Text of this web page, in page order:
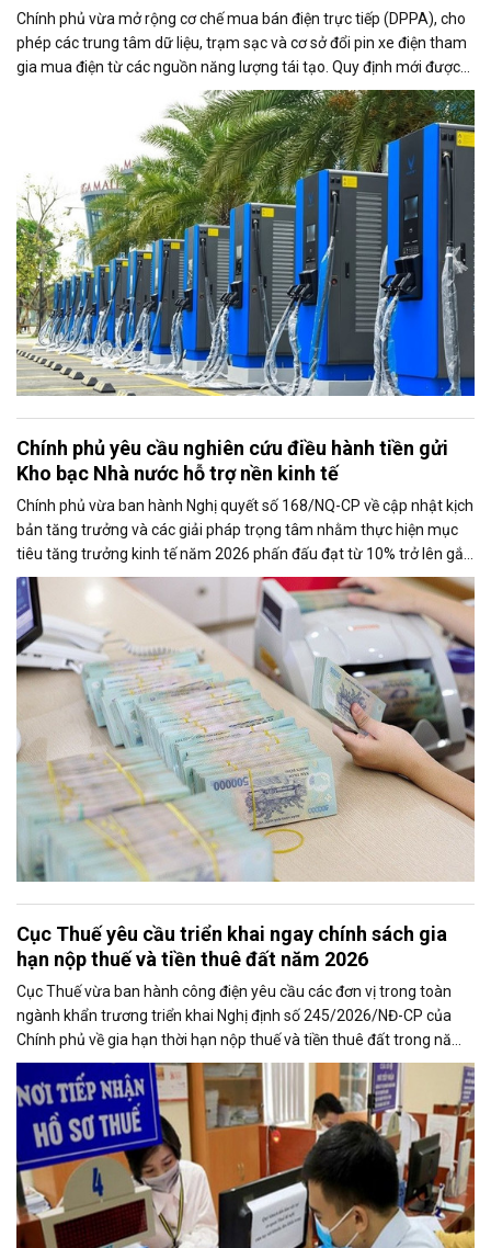
Chính phủ vừa mở rộng cơ chế mua bán điện trực tiếp (DPPA), cho
phép các trung tâm dữ liệu, trạm sạc và cơ sở đổi pin xe điện tham
gia mua điện từ các nguồn năng lượng tái tạo. Quy định mới được
kỳ vọng thúc đẩy sử dụng điện xanh, đáp ứng nhu cầu ngày càng
tăng của nền kinh tế số và quá trình điện hóa giao thông.
Chính phủ yêu cầu nghiên cứu điều hành tiền gửi
Kho bạc Nhà nước hỗ trợ nền kinh tế
Chính phủ vừa ban hành Nghị quyết số 168/NQ-CP về cập nhật kịch
bản tăng trưởng và các giải pháp trọng tâm nhằm thực hiện mục
tiêu tăng trưởng kinh tế năm 2026 phấn đấu đạt từ 10% trở lên gắn
với giữ vững ổn định kinh tế vĩ mô. Một trong những nhiệm vụ đáng
chú ý là nghiên cứu điều hành tiền gửi của Kho bạc Nhà nước tại
các ngân hàng thương mại để tăng nguồn vốn ngắn hạn cho nền
kinh tế.
Cục Thuế yêu cầu triển khai ngay chính sách gia
hạn nộp thuế và tiền thuê đất năm 2026
Cục Thuế vừa ban hành công điện yêu cầu các đơn vị trong toàn
ngành khẩn trương triển khai Nghị định số 245/2026/NĐ-CP của
Chính phủ về gia hạn thời hạn nộp thuế và tiền thuê đất trong năm
2026, nhằm bảo đảm chính sách nhanh chóng đi vào thực tiễn và
hỗ trợ kịp thời cho người nộp thuế.